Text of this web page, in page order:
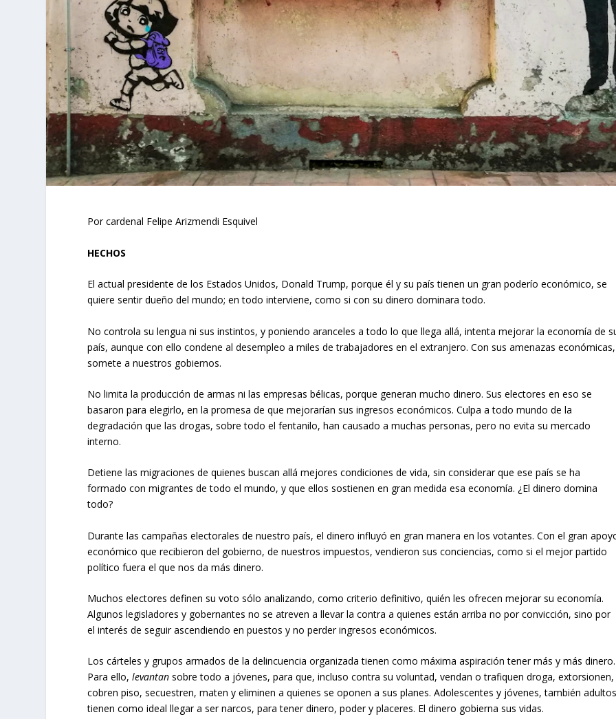
Por cardenal Felipe Arizmendi Esquivel
HECHOS
El actual presidente de los Estados Unidos, Donald Trump, porque él y su país tienen un gran poderío económico, se
quiere sentir dueño del mundo; en todo interviene, como si con su dinero dominara todo.
No controla su lengua ni sus instintos, y poniendo aranceles a todo lo que llega allá, intenta mejorar la economía de
país, aunque con ello condene al desempleo a miles de trabajadores en el extranjero. Con sus amenazas económicas,
somete a nuestros gobiernos.
No limita la producción de armas ni las empresas bélicas, porque generan mucho dinero. Sus electores en eso se
basaron para elegirlo, en la promesa de que mejorarían sus ingresos económicos. Culpa a todo mundo de la
degradación que las drogas, sobre todo el fentanilo, han causado a muchas personas, pero no evita su mercado
interno.
Detiene las migraciones de quienes buscan allá mejores condiciones de vida, sin considerar que ese país se ha
formado con migrantes de todo el mundo, y que ellos sostienen en gran medida esa economía. ¿El dinero domina
todo?
Durante las campañas electorales de nuestro país, el dinero influyó en gran manera en los votantes. Con el gran
económico que recibieron del gobierno, de nuestros impuestos, vendieron sus conciencias, como si el mejor partido
político fuera el que nos da más dinero.
Muchos electores definen su voto sólo analizando, como criterio definitivo, quién les ofrecen mejorar su economía.
Algunos legisladores y gobernantes no se atreven a llevar la contra a quienes están arriba no por convicción, sino por
el interés de seguir ascendiendo en puestos y no perder ingresos económicos.
Los cárteles y grupos armados de la delincuencia organizada tienen como máxima aspiración tener más y más dinero.
Para ello,levantan sobre todo a jóvenes, para que, incluso contra su voluntad, vendan o trafiquen droga, extorsionen,
cobren piso, secuestren, maten y eliminen a quienes se oponen a sus planes. Adolescentes y jóvenes, también
tienen como ideal llegar a ser narcos, para tener dinero, poder y placeres. El dinero gobierna sus vidas.